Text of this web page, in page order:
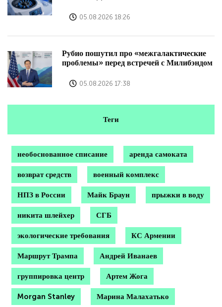
05.08.2026 18:26
Рубио пошутил про «межгалактические
проблемы» перед встречей с Милибэндом
05.08.2026 17:38
Теги
необоснованное списание аренда самоката
возврат средств военный комплекс
НПЗ в России Майк Браун прыжки в воду
никита шлейхер СГБ
экологические требования КС Армении
Маршрут Трампа Андрей Иванаев
группировка центр Артем Жога
Morgan Stanley Марина Малахатько